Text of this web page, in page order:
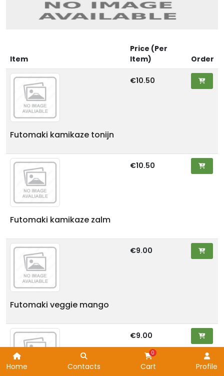
Item
Price (Per
Item)
Order
Futomaki kamikaze tonijn
€10.50
Futomaki kamikaze zalm
€10.50
Futomaki veggie mango
€9.00
€9.00
Home Contacts Cart Profile